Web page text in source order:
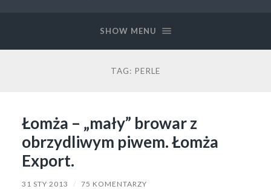
SHOW MENU
TAG: PERLE
Łomża – „mały” browar z
obrzydliwym piwem. Łomża
Export.
31 STY 2013 / 75 KOMENTARZY